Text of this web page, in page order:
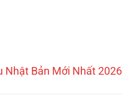
Nhật Bản Mới Nhất 2026